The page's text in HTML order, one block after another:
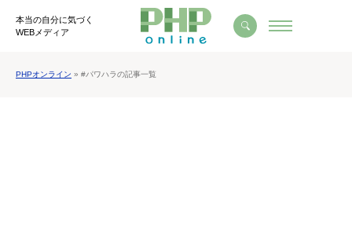
本当の自分に気づく
WEBメディア
PHPオンライン » #パワハラの記事一覧